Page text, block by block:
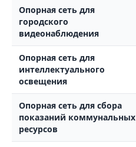
Опорная сеть для
городского
видеонаблюдения
Опорная сеть для
интеллектуального
освещения
Опорная сеть для сбора
показаний коммунальных
ресурсов